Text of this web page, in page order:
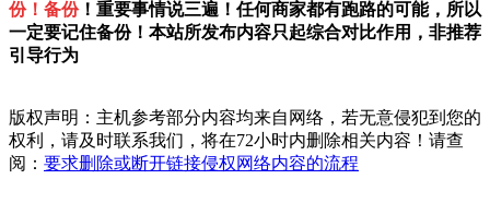
份！备份！重要事情说三遍！任何商家都有跑路的可能，所以
一定要记住备份！本站所发布内容只起综合对比作用，非推荐
引导行为
版权声明：主机参考部分内容均来自网络，若无意侵犯到您的
权利，请及时联系我们，将在72小时内删除相关内容！请查
阅： 要求删除或断开链接侵权网络内容的流程